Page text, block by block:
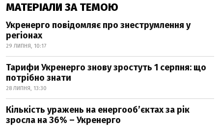
МАТЕРІАЛИ ЗА ТЕМОЮ
Укренерго повідомляє про знеструмлення у
регіонах
29 ЛИПНЯ, 10:17
Тарифи Укренерго знову зростуть 1 серпня: що
потрібно знати
28 ЛИПНЯ, 13:30
Кількість уражень на енергооб’єктах за рік
зросла на 36% – Укренерго